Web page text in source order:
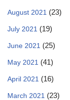
August 2021 (23)
July 2021 (19)
June 2021 (25)
May 2021 (41)
April 2021 (16)
March 2021 (23)